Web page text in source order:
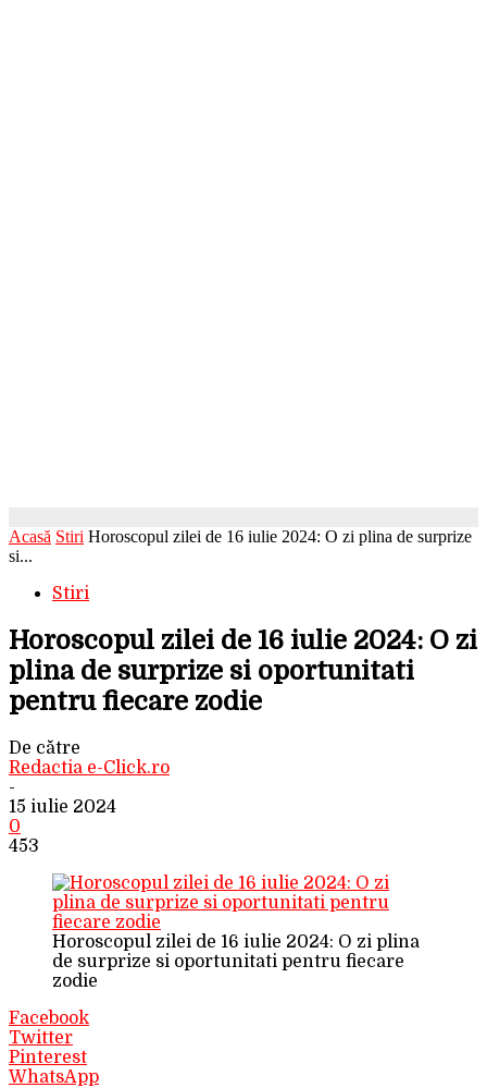
Acasă Stiri Horoscopul zilei de 16 iulie 2024: O zi plina de surprize
si...
Stiri
Horoscopul zilei de 16 iulie 2024: O zi
plina de surprize si oportunitati
pentru fiecare zodie
De către
Redactia e-Click.ro
-
15 iulie 2024
0
453
Horoscopul zilei de 16 iulie 2024: O zi plina
de surprize si oportunitati pentru fiecare
zodie
Facebook
Twitter
Pinterest
WhatsApp